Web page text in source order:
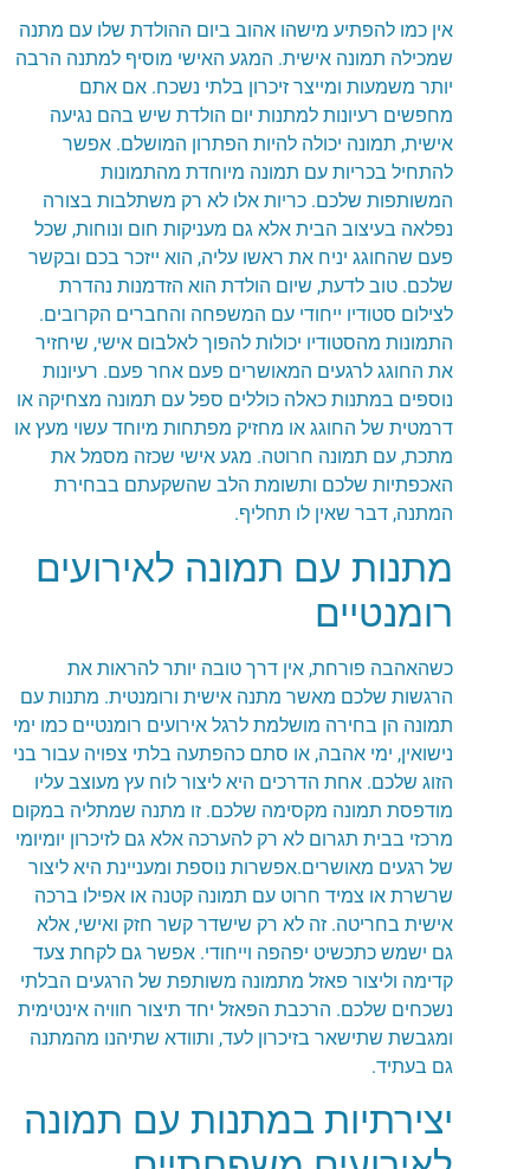
אין כמו להפתיע מישהו אהוב ביום ההולדת שלו עם מתנה
שמכילה תמונה אישית. המגע האישי מוסיף למתנה הרבה
יותר משמעות ומייצר זיכרון בלתי נשכח. אם אתם
מחפשים רעיונות למתנות יום הולדת שיש בהם נגיעה
אישית, תמונה יכולה להיות הפתרון המושלם. אפשר
להתחיל בכריות עם תמונה מיוחדת מהתמונות
המשותפות שלכם. כריות אלו לא רק משתלבות בצורה
נפלאה בעיצוב הבית אלא גם מעניקות חום ונוחות, שכל
פעם שהחוגג יניח את ראשו עליה, הוא ייזכר בכם ובקשר
שלכם. טוב לדעת, שיום הולדת הוא הזדמנות נהדרת
לצילום סטודיו ייחודי עם המשפחה והחברים הקרובים.
התמונות מהסטודיו יכולות להפוך לאלבום אישי, שיחזיר
את החוגג לרגעים המאושרים פעם אחר פעם. רעיונות
נוספים במתנות כאלה כוללים ספל עם תמונה מצחיקה או
דרמטית של החוגג או מחזיק מפתחות מיוחד עשוי מעץ או
מתכת, עם תמונה חרוטה. מגע אישי שכזה מסמל את
האכפתיות שלכם ותשומת הלב שהשקעתם בבחירת
המתנה, דבר שאין לו תחליף.
מתנות עם תמונה לאירועים
רומנטיים
כשהאהבה פורחת, אין דרך טובה יותר להראות את
הרגשות שלכם מאשר מתנה אישית ורומנטית. מתנות עם
תמונה הן בחירה מושלמת לרגל אירועים רומנטיים כמו ימי
נישואין, ימי אהבה, או סתם כהפתעה בלתי צפויה עבור בני
הזוג שלכם. אחת הדרכים היא ליצור לוח עץ מעוצב עליו
מודפסת תמונה מקסימה שלכם. זו מתנה שמתליה במקום
מרכזי בבית תגרום לא רק להערכה אלא גם לזיכרון יומיומי
של רגעים מאושרים.אפשרות נוספת ומעניינת היא ליצור
שרשרת או צמיד חרוט עם תמונה קטנה או אפילו ברכה
אישית בחריטה. זה לא רק שישדר קשר חזק ואישי, אלא
גם ישמש כתכשיט יפהפה וייחודי. אפשר גם לקחת צעד
קדימה וליצור פאזל מתמונה משותפת של הרגעים הבלתי
נשכחים שלכם. הרכבת הפאזל יחד תיצור חוויה אינטימית
ומגבשת שתישאר בזיכרון לעד, ותוודא שתיהנו מהמתנה
גם בעתיד.
יצירתיות במתנות עם תמונה